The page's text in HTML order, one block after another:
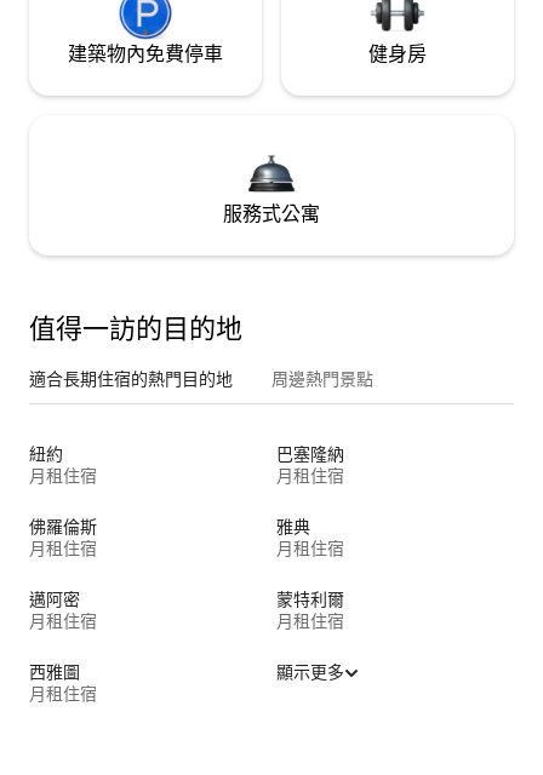
建築物內免費停車 健身房
服務式公寓
值得一訪的目的地
適合長期住宿的熱門目的地 周邊熱門景點
紐約
月租住宿
巴塞隆納
月租住宿
佛羅倫斯
月租住宿
雅典
月租住宿
邁阿密
月租住宿
蒙特利爾
月租住宿
西雅圖
月租住宿
顯示更多